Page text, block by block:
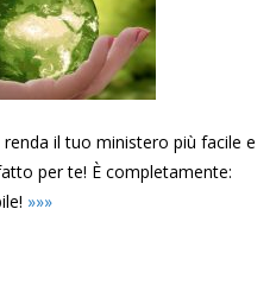
il tuo ministero più facile e
per te! È completamente:
»»»